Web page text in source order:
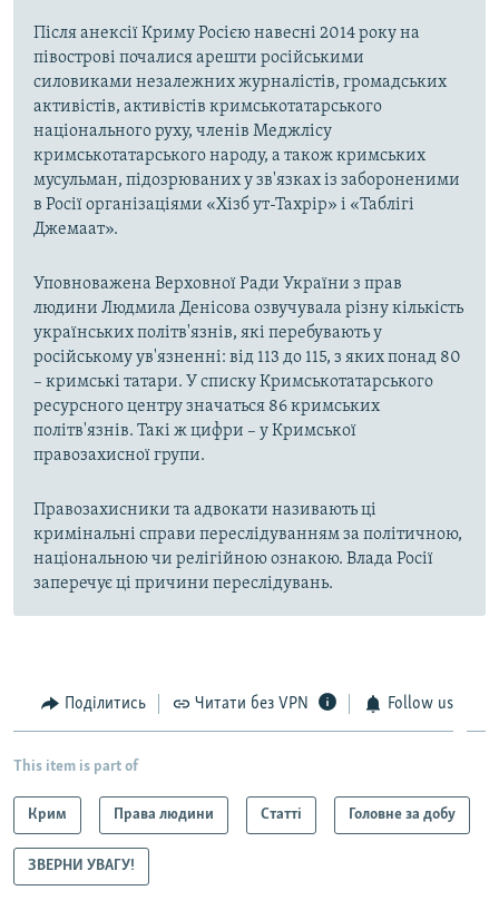
Після анексії Криму Росією навесні 2014 року на
півострові почалися арешти російськими
силовиками незалежних журналістів, громадських
активістів, активістів кримськотатарського
національного руху, членів Меджлісу
кримськотатарського народу, а також кримських
мусульман, підозрюваних у зв'язках із забороненими
в Росії організаціями «Хізб ут-Тахрір» і «Таблігі
Джемаат».
Уповноважена Верховної Ради України з прав
людини Людмила Денісова озвучувала різну кількість
українських політв'язнів, які перебувають у
російському ув'язненні: від 113 до 115, з яких понад 80
– кримські татари. У списку Кримськотатарського
ресурсного центру значаться 86 кримських
політв'язнів. Такі ж цифри – у Кримської
правозахисної групи.
Правозахисники та адвокати називають ці
кримінальні справи переслідуванням за політичною,
національною чи релігійною ознакою. Влада Росії
заперечує ці причини переслідувань.
Поділитись Читати без VPN Follow us
This item is part of
Крим Права людини Статті Головне за добу
ЗВЕРНИ УВАГУ!